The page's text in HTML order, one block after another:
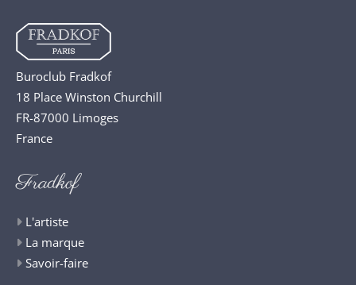
Buroclub Fradkof
18 Place Winston Churchill
FR-87000 Limoges
France
Fradkof
L'artiste
La marque
Savoir-faire